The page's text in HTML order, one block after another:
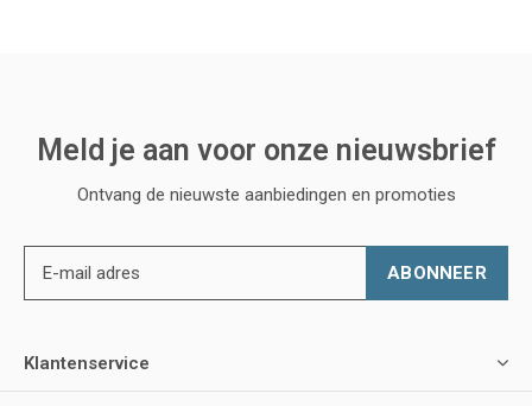
Meld je aan voor onze nieuwsbrief
Ontvang de nieuwste aanbiedingen en promoties
ABONNEER
Klantenservice